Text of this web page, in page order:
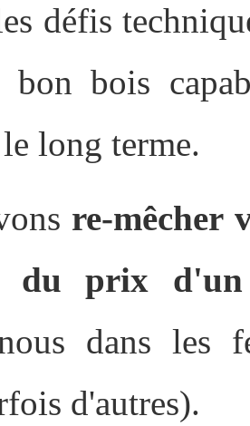
défis
bois
long terme.
re-mêcher
du prix d'un
dans les
d'autres).